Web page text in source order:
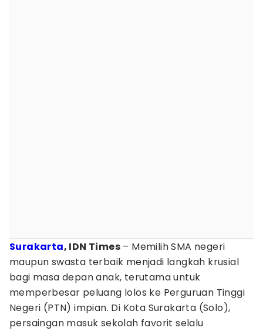
Surakarta, IDN Times – Memilih SMA negeri
maupun swasta terbaik menjadi langkah krusial
bagi masa depan anak, terutama untuk
memperbesar peluang lolos ke Perguruan Tinggi
Negeri (PTN) impian. Di Kota Surakarta (Solo),
persaingan masuk sekolah favorit selalu